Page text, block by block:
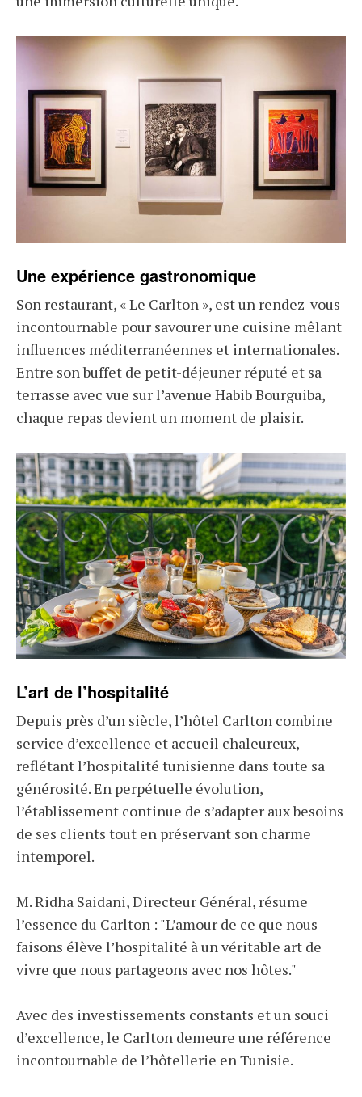
Une expérience gastronomique
Son restaurant, « Le Carlton », est un rendez-vous
incontournable pour savourer une cuisine mêlant
influences méditerranéennes et internationales.
Entre son buffet de petit-déjeuner réputé et sa
terrasse avec vue sur l’avenue Habib Bourguiba,
chaque repas devient un moment de plaisir.
L’art de l’hospitalité
Depuis près d’un siècle, l’hôtel Carlton combine
service d’excellence et accueil chaleureux,
reflétant l’hospitalité tunisienne dans toute sa
générosité. En perpétuelle évolution,
l’établissement continue de s’adapter aux besoins
de ses clients tout en préservant son charme
intemporel.
M. Ridha Saidani, Directeur Général, résume
l’essence du Carlton : "L’amour de ce que nous
faisons élève l’hospitalité à un véritable art de
vivre que nous partageons avec nos hôtes."
Avec des investissements constants et un souci
d’excellence, le Carlton demeure une référence
incontournable de l’hôtellerie en Tunisie.